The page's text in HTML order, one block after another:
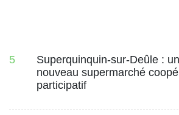
5
Superquinquin-sur-Deûle : un
nouveau supermarché
participatif